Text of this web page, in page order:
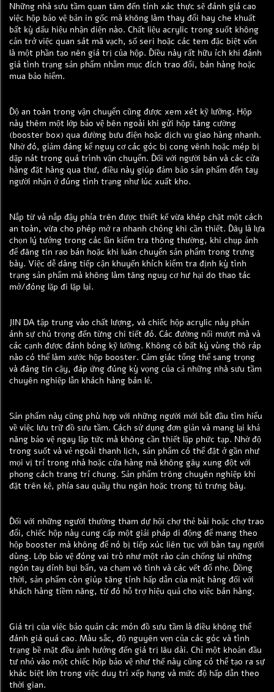
Những nhà sưu tầm quan tâm đến tính xác thực sẽ đánh giá cao
việc hộp bảo vệ bản in gốc mà không làm thay đổi hay che khuất
bất kỳ dấu hiệu nhận diện nào. Chất liệu acrylic trong suốt không
cản trở việc quan sát mã vạch, số seri hoặc các tem đặc biệt vốn
là một phần tạo nên giá trị của hộp. Điều này rất hữu ích khi đánh
giá tình trạng sản phẩm nhằm mục đích trao đổi, bán hàng hoặc
mua bảo hiểm.
Độ an toàn trong vận chuyển cũng được xem xét kỹ lưỡng. Hộp
này thêm một lớp bảo vệ bên ngoài khi gửi hộp tăng cường
(booster box) qua đường bưu điện hoặc dịch vụ giao hàng nhanh.
Nhờ đó, giảm đáng kể nguy cơ các góc bị cong vênh hoặc mép bị
dập nát trong quá trình vận chuyển. Đối với người bán và các cửa
hàng đặt hàng qua thư, điều này giúp đảm bảo sản phẩm đến tay
người nhận ở đúng tình trạng như lúc xuất kho.
Nắp từ và nắp đậy phía trên được thiết kế vừa khép chặt một cách
an toàn, vừa cho phép mở ra nhanh chóng khi cần thiết. Đây là lựa
chọn lý tưởng trong các lần kiểm tra thông thường, khi chụp ảnh
để đăng tin rao bán hoặc khi luân chuyển sản phẩm trong trưng
bày. Việc dễ dàng tiếp cận khuyến khích kiểm tra định kỳ tình
trạng sản phẩm mà không làm tăng nguy cơ hư hại do thao tác
mở/đóng lặp đi lặp lại.
JIN DA tập trung vào chất lượng, và chiếc hộp acrylic này phản
ánh sự chú trọng đến từng chi tiết đó. Các đường nối mượt mà và
các cạnh được đánh bóng kỹ lưỡng. Không có bất kỳ vùng thô ráp
nào có thể làm xước hộp booster. Cảm giác tổng thể sang trọng
và đáng tin cậy, đáp ứng đúng kỳ vọng của cả những nhà sưu tầm
chuyên nghiệp lẫn khách hàng bán lẻ.
Sản phẩm này cũng phù hợp với những người mới bắt đầu tìm hiểu
về việc lưu trữ đồ sưu tầm. Cách sử dụng đơn giản và mang lại khả
năng bảo vệ ngay lập tức mà không cần thiết lập phức tạp. Nhờ độ
trong suốt và vẻ ngoài thanh lịch, sản phẩm có thể đặt ở gần như
mọi vị trí trong nhà hoặc cửa hàng mà không gây xung đột với
phong cách trang trí chung. Sản phẩm trông chuyên nghiệp khi
đặt trên kệ, phía sau quầy thu ngân hoặc trong tủ trưng bày.
Đối với những người thường tham dự hội chợ thẻ bài hoặc chợ trao
đổi, chiếc hộp này cung cấp một giải pháp di động để mang theo
hộp booster mà không để nó bị tiếp xúc liên tục với bàn tay người
dùng. Lớp bảo vệ đóng vai trò như một rào cản chống lại những
ngón tay dính bụi bẩn, va chạm vô tình và các vết đổ nhẹ. Đồng
thời, sản phẩm còn giúp tăng tính hấp dẫn của mặt hàng đối với
khách hàng tiềm năng, từ đó hỗ trợ hiệu quả cho việc bán hàng.
Giá trị của việc bảo quản các món đồ sưu tầm là điều không thể
đánh giá quá cao. Màu sắc, độ nguyên vẹn của các góc và tình
trạng bề mặt đều ảnh hưởng đến giá trị lâu dài. Chỉ một khoản đầu
tư nhỏ vào một chiếc hộp bảo vệ như thế này cũng có thể tạo ra sự
khác biệt lớn trong việc duy trì xếp hạng và mức độ hấp dẫn theo
thời gian.